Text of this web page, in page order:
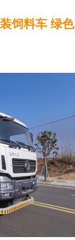
饲料车 绿色